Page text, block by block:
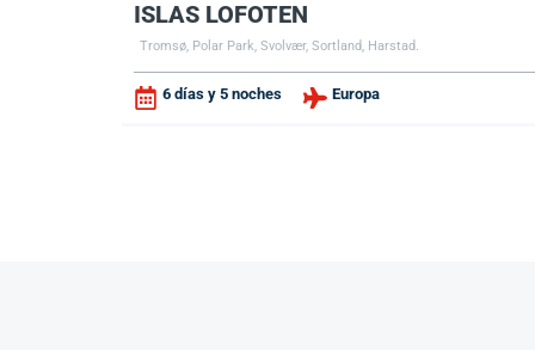
ISLAS LOFOTEN
Tromsø, Polar Park, Svolvær, Sortland, Harstad.
6 días y 5 noches Europa